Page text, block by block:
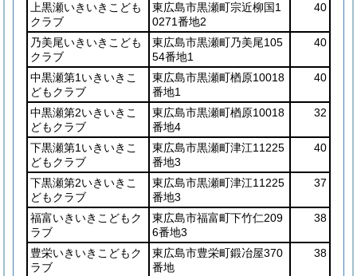
上黒瀬いきいきこども
クラブ
東広島市黒瀬町宗近柳国1
0271番地2
40
乃美尾いきいきこども
クラブ
東広島市黒瀬町乃美尾105
54番地1
40
中黒瀬第1いきいきこ
どもクラブ
東広島市黒瀬町楢原10018
番地1
40
中黒瀬第2いきいきこ
どもクラブ
東広島市黒瀬町楢原10018
番地4
32
下黒瀬第1いきいきこ
どもクラブ
東広島市黒瀬町津江11225
番地3
40
下黒瀬第2いきいきこ
どもクラブ
東広島市黒瀬町津江11225
番地3
37
福富いきいきこどもク
ラブ
東広島市福富町下竹仁209
6番地3
38
豊栄いきいきこどもク
ラブ
東広島市豊栄町鍛冶屋370
番地
38